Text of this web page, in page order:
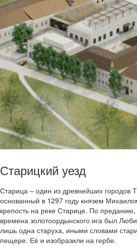
Старицкий уезд
Старица – один из древнейших городов
основанный в 1297 году князем
крепость на реке Старице. По
времена золотоордынского ига был
лишь одна старуха, иными словами
пещере. Её и изобразили на гербе.